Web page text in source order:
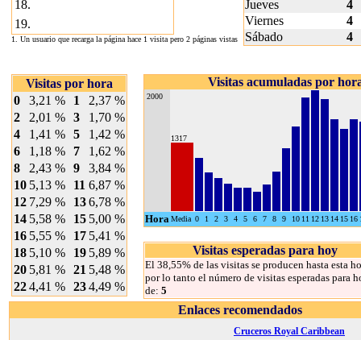
18.
19.
1. Un usuario que recarga la página hace 1 visita pero 2 páginas vistas
Jueves
4
Viernes
4
Sábado
4
Visitas por hora
0
3,21 % 1
2,37 %
2
2,01 % 3
1,70 %
4
1,41 % 5
1,42 %
6
1,18 % 7
1,62 %
8
2,43 % 9
3,84 %
10 5,13 % 11 6,87 %
12 7,29 % 136,78 %
14 5,58 % 15 5,00 %
16 5,55 % 17 5,41 %
18 5,10 % 19 5,89 %
20 5,81 % 21 5,48 %
224,41 % 234,49 %
Visitas acumuladas por
2000
1317
HoraMedia 0 1 2 3 4 5 6 7 8 9 10 11 12 13 14 15 16
Visitas esperadas para hoy
El 38,55% de las visitas se producen hasta esta
por lo tanto el número de visitas esperadas para
de: 5
Enlaces recomendados
Cruceros Royal Caribbean